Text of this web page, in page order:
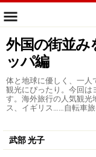
外国の街並み
ッパ編
体と地球に優しく、一人
観光にぴったり。今回は
す。海外旅行の人気観光
ス、イギリス……自転車旅
武部 光子